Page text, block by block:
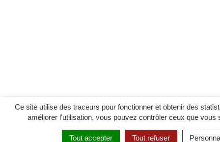
Ce site utilise des traceurs pour fonctionner et obtenir des
améliorer l'utilisation, vous pouvez contrôler ceux que vous
Tout accepter Tout refuser